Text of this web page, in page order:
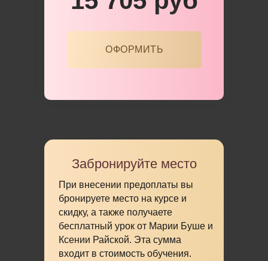
ОФОРМИТЬ
При внесении предоплаты вы
бронируете место на курсе и
скидку, а также получаете
бесплатный урок от Марии Буше и
Ксении Райской. Эта сумма
входит в стоимость обучения.
Забронируйте место